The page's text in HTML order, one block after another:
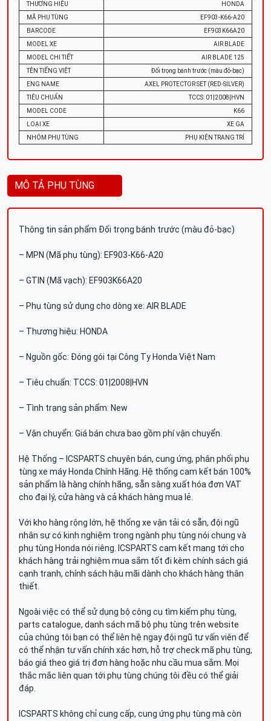
THƯƠNG HIỆU
HONDA
MÃ PHỤ TÙNG
EF903-K66-A20
BARCODE
EF903K66A20
MODEL XE
AIR BLADE
MODEL CHI TIẾT
AIR BLADE 125
TÊN TIẾNG VIỆT
Đối trọng bánh trước (màu đỏ-bạc)
ENG NAME
AXEL PROTECTOR SET (RED-SILVER)
TIÊU CHUẨN
TCCS: 01|2008|HVN
MODEL CODE
K66
LOẠI XE
XE GA
NHÓM PHỤ TÙNG
PHỤ KIỆN TRANG TRÍ
MÔ TẢ PHỤ TÙNG
Thông tin sản phẩm Đối trọng bánh trước (màu đỏ-bạc)
– MPN (Mã phụ tùng): EF903-K66-A20
– GTIN (Mã vạch): EF903K66A20
– Phụ tùng sử dụng cho dòng xe: AIR BLADE
– Thương hiệu: HONDA
– Nguồn gốc: Đóng gói tại Công Ty Honda Việt Nam
– Tiêu chuẩn: TCCS: 01|2008|HVN
– Tình trạng sản phẩm: New
– Vận chuyển: Giá bán chưa bao gồm phí vận chuyển.
Hệ Thống – ICSPARTS chuyên bán, cung ứng, phân phối phụ
tùng xe máy Honda Chính Hãng. Hệ thống cam kết bán 100%
sản phẩm là hàng chính hãng, sẵn sàng xuất hóa đơn VAT
cho đại lý, cửa hàng và cả khách hàng mua lẻ.
Với kho hàng rộng lớn, hệ thống xe vận tải có sẵn, đội ngũ
nhân sự có kinh nghiệm trong ngành phụ tùng nói chung và
phụ tùng Honda nói riêng. ICSPARTS cam kết mang tới cho
khách hàng trải nghiệm mua sắm tốt đi kèm chính sách giá
cạnh tranh, chính sách hậu mãi dành cho khách hàng thân
thiết.
Ngoài việc có thể sử dụng bộ công cụ tìm kiếm phụ tùng,
parts catalogue, danh sách mã bộ phụ tùng trên website
của chúng tôi bạn có thể liên hệ ngay đội ngũ tư vấn viên để
có thể nhận tư vấn chính xác hơn, hỗ trợ check mã phụ tùng,
báo giá theo giá trị đơn hàng hoặc nhu cầu mua sắm. Mọi
thắc mắc liên quan tới phụ tùng chúng tôi đều có thể giải
đáp.
ICSPARTS không chỉ cung cấp, cung ứng phụ tùng mà còn